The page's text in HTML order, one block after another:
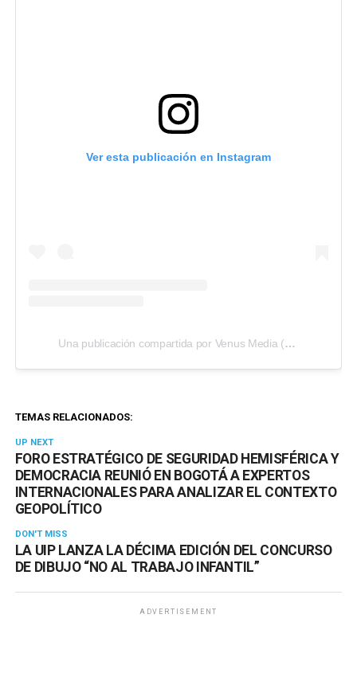
Ver esta publicación en Instagram
Una publicación compartida por Venus Media (@venusmediaoficial)
TEMAS RELACIONADOS:
UP NEXT
FORO ESTRATÉGICO DE SEGURIDAD HEMISFÉRICA Y
DEMOCRACIA REUNIÓ EN BOGOTÁ A EXPERTOS
INTERNACIONALES PARA ANALIZAR EL CONTEXTO
GEOPOLÍTICO
DON'T MISS
LA UIP LANZA LA DÉCIMA EDICIÓN DEL CONCURSO
DE DIBUJO “NO AL TRABAJO INFANTIL”
ADVERTISEMENT